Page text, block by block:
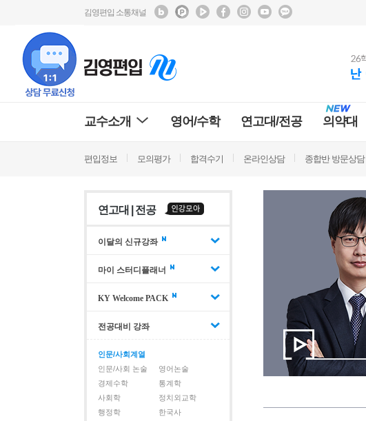
김영편입 소통채널
교수소개 영어/수학 연고대/전공 의약대
편입정보 모의평가 합격수기 온라인상담 종합반 방문상담
연고대 | 전공
이달의 신규강좌
마이 스터디플래너
KY Welcome PACK
전공대비 강좌
인문/사회계열
인문/사회 논술
영어논술
경제수학
통계학
사회학
정치외교학
행정학
한국사